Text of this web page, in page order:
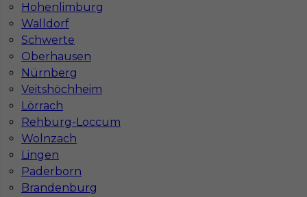
Hohenlimburg
Walldorf
Schwerte
Oberhausen
Nürnberg
Veitshöchheim
Lörrach
Rehburg-Loccum
Wolnzach
Lingen
Paderborn
Brandenburg
Praca dla płytkarza za granicą
Kategoria Prace wykończeniowe
Płytkarz
Lokalizacja
Wymagane języki Niemiecki komunikatywny
Stawka 19 - 21 € / h
1